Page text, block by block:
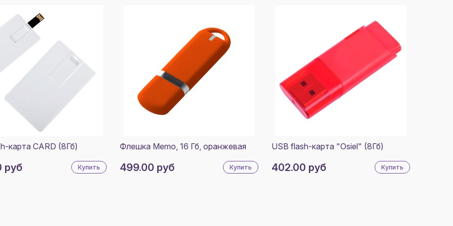
карта CARD (8Гб)
руб Купить
Флешка Memo, 16 Гб, оранжевая
499.00 руб Купить
USB flash-карта "Osiel" (8Гб)
402.00 руб Купить